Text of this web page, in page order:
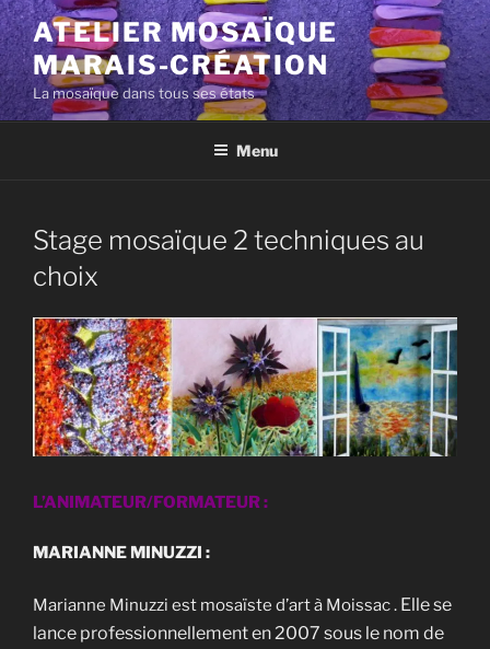
Aller
au
contenu
principal
ATELIER MOSAÏQUE
MARAIS-CRÉATION
La mosaïque dans tous ses états
Menu
Stage mosaïque 2 techniques au
choix
L’ANIMATEUR/FORMATEUR :
MARIANNE MINUZZI :
Marianne Minuzzi est mosaïste d’art à Moissac . Elle se
lance professionnellement en 2007 sous le nom de